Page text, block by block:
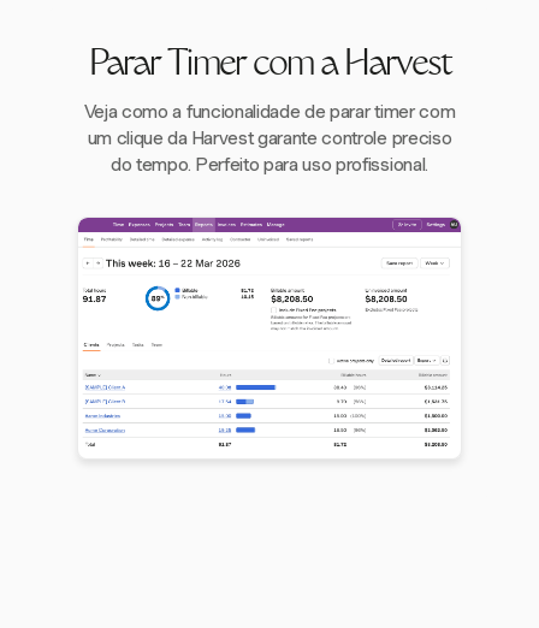
Parar Timer com a Harvest
Veja como a funcionalidade de parar timer com
um clique da Harvest garante controle preciso
do tempo. Perfeito para uso profissional.